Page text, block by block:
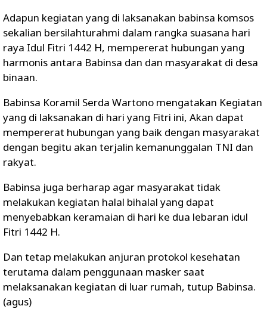
Adapun kegiatan yang di laksanakan babinsa komsos
sekalian bersilahturahmi dalam rangka suasana hari
raya Idul Fitri 1442 H, mempererat hubungan yang
harmonis antara Babinsa dan dan masyarakat di desa
binaan.
Babinsa Koramil Serda Wartono mengatakan Kegiatan
yang di laksanakan di hari yang Fitri ini, Akan dapat
mempererat hubungan yang baik dengan masyarakat
dengan begitu akan terjalin kemanunggalan TNI dan
rakyat.
Babinsa juga berharap agar masyarakat tidak
melakukan kegiatan halal bihalal yang dapat
menyebabkan keramaian di hari ke dua lebaran idul
Fitri 1442 H.
Dan tetap melakukan anjuran protokol kesehatan
terutama dalam penggunaan masker saat
melaksanakan kegiatan di luar rumah, tutup Babinsa.
(agus)